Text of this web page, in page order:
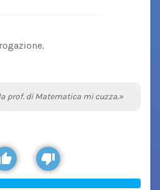
prof. di Matematica mi cuzza.»